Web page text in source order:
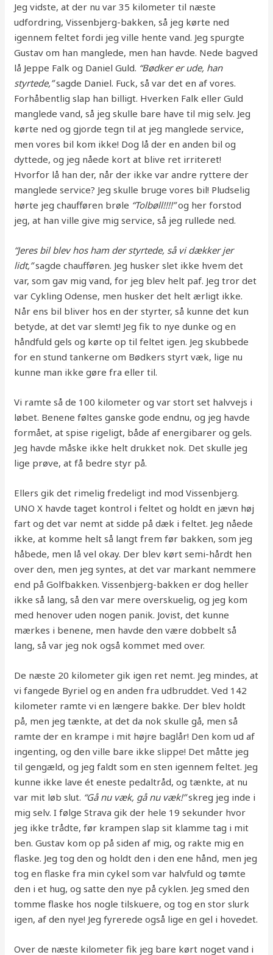
Jeg vidste, at der nu var 35 kilometer til næste
udfordring, Vissenbjerg-bakken, så jeg kørte ned
igennem feltet fordi jeg ville hente vand. Jeg spurgte
Gustav om han manglede, men han havde. Nede bagved
lå Jeppe Falk og Daniel Guld. “Bødker er ude, han
styrtede,”sagde Daniel. Fuck, så var det en af vores.
Forhåbentlig slap han billigt. Hverken Falk eller Guld
manglede vand, så jeg skulle bare have til mig selv. Jeg
kørte ned og gjorde tegn til at jeg manglede service,
men vores bil kom ikke! Dog lå der en anden bil og
dyttede, og jeg nåede kort at blive ret irriteret!
Hvorfor lå han der, når der ikke var andre ryttere der
manglede service? Jeg skulle bruge vores bil! Pludselig
hørte jeg chaufføren brøle “Tolbøll!!!!”og her forstod
jeg, at han ville give mig service, så jeg rullede ned.
“Jeres bil blev hos ham der styrtede, så vi dækker jer
lidt,”sagde chaufføren. Jeg husker slet ikke hvem det
var, som gav mig vand, for jeg blev helt paf. Jeg tror det
var Cykling Odense, men husker det helt ærligt ikke.
Når ens bil bliver hos en der styrter, så kunne det kun
betyde, at det var slemt! Jeg fik to nye dunke og en
håndfuld gels og kørte op til feltet igen. Jeg skubbede
for en stund tankerne om Bødkers styrt væk, lige nu
kunne man ikke gøre fra eller til.
Vi ramte så de 100 kilometer og var stort set halvvejs i
løbet. Benene føltes ganske gode endnu, og jeg havde
formået, at spise rigeligt, både af energibarer og gels.
Jeg havde måske ikke helt drukket nok. Det skulle jeg
lige prøve, at få bedre styr på.
Ellers gik det rimelig fredeligt ind mod Vissenbjerg.
UNO X havde taget kontrol i feltet og holdt en jævn høj
fart og det var nemt at sidde på dæk i feltet. Jeg nåede
ikke, at komme helt så langt frem før bakken, som jeg
håbede, men lå vel okay. Der blev kørt semi-hårdt hen
over den, men jeg syntes, at det var markant nemmere
end på Golfbakken. Vissenbjerg-bakken er dog heller
ikke så lang, så den var mere overskuelig, og jeg kom
med henover uden nogen panik. Jovist, det kunne
mærkes i benene, men havde den være dobbelt så
lang, så var jeg nok også kommet med over.
De næste 20 kilometer gik igen ret nemt. Jeg mindes, at
vi fangede Byriel og en anden fra udbruddet. Ved 142
kilometer ramte vi en længere bakke. Der blev holdt
på, men jeg tænkte, at det da nok skulle gå, men så
ramte der en krampe i mit højre baglår! Den kom ud af
ingenting, og den ville bare ikke slippe! Det måtte jeg
til gengæld, og jeg faldt som en sten igennem feltet. Jeg
kunne ikke lave ét eneste pedaltråd, og tænkte, at nu
var mit løb slut. “Gå nu væk, gå nu væk!”skreg jeg inde i
mig selv. I følge Strava gik der hele 19 sekunder hvor
jeg ikke trådte, før krampen slap sit klamme tag i mit
ben. Gustav kom op på siden af mig, og rakte mig en
flaske. Jeg tog den og holdt den i den ene hånd, men jeg
tog en flaske fra min cykel som var halvfuld og tømte
den i et hug, og satte den nye på cyklen. Jeg smed den
tomme flaske hos nogle tilskuere, og tog en stor slurk
igen, af den nye! Jeg fyrerede også lige en gel i hovedet.
Over de næste kilometer fik jeg bare kørt noget vand i